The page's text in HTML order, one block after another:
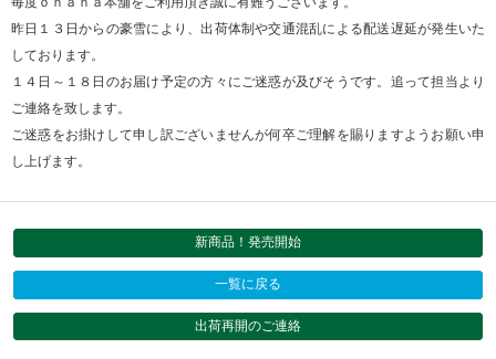
昨日１３日からの豪雪により、出荷体制や交通混乱による配送遅延が発生いた
しております。
１４日～１８日のお届け予定の方々にご迷惑が及びそうです。追って担当より
ご連絡を致します。
ご迷惑をお掛けして申し訳ございませんが何卒ご理解を賜りますようお願い申
し上げます。
新商品！発売開始
一覧に戻る
出荷再開のご連絡